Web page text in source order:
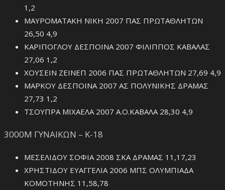
1,2
ΜΑΥΡΟΜΑΤΑΚΗ ΝΙΚΗ 2007 ΠΑΣ ΠΡΩΤΑΘΛΗΤΩΝ
26,50 4,9
ΚΑΡΙΠΟΓΛΟΥ ΔΕΣΠΟΙΝΑ 2007 ΦΙΛΙΠΠΟΣ ΚΑΒΑΛΑΣ
27,06 1,2
ΧΟΥΣΕΙΝ ΖΕΙΝΕΠ 2006 ΠΑΣ ΠΡΩΤΑΘΛΗΤΩΝ 27,69 4,9
ΜΑΡΚΟΥ ΔΕΣΠΟΙΝΑ 2007 ΑΣ ΠΟΛΥΝΙΚΗΣ ΔΡΑΜΑΣ
27,73 1,2
ΤΣΟΥΠΡΑ ΜΙΧΑΕΛΑ 2007 Α.Ο.ΚΑΒΑΛΑ 28,30 4,9
3000Μ ΓΥΝΑΙΚΩΝ – Κ-18
ΜΕΣΕΛΙΔΟΥ ΣΟΦΙΑ 2008 ΣΚΑ ΔΡΑΜΑΣ 11,17,23
ΧΡΗΣΤΙΔΟΥ ΕΥΑΓΓΕΛΙΑ 2006 ΜΠΣ ΟΛΥΜΠΙΑΔΑ
ΚΟΜΟΤΗΝΗΣ 11,58,78